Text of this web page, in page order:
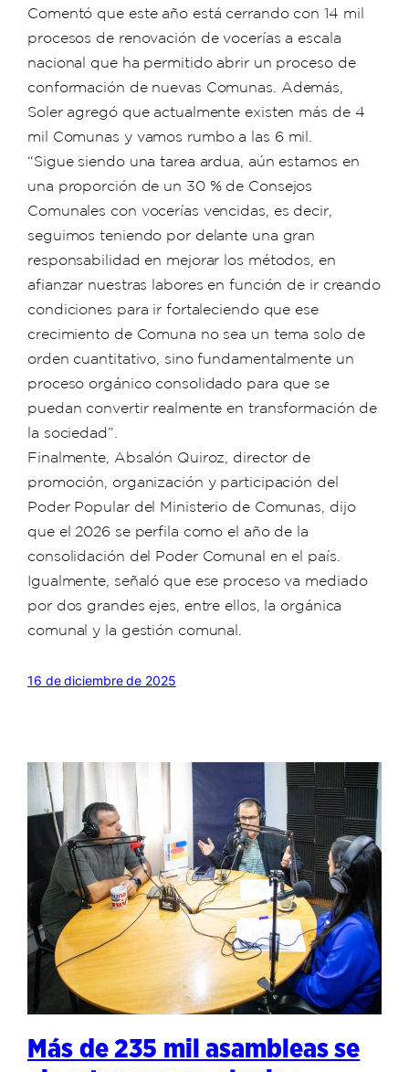
Comentó que este año está cerrando con 14 mil
procesos de renovación de vocerías a escala
nacional que ha permitido abrir un proceso de
conformación de nuevas Comunas. Además,
Soler agregó que actualmente existen más de 4
mil Comunas y vamos rumbo a las 6 mil.
“Sigue siendo una tarea ardua, aún estamos en
una proporción de un 30 % de Consejos
Comunales con vocerías vencidas, es decir,
seguimos teniendo por delante una gran
responsabilidad en mejorar los métodos, en
afianzar nuestras labores en función de ir creando
condiciones para ir fortaleciendo que ese
crecimiento de Comuna no sea un tema solo de
orden cuantitativo, sino fundamentalmente un
proceso orgánico consolidado para que se
puedan convertir realmente en transformación de
la sociedad”.
Finalmente, Absalón Quiroz, director de
promoción, organización y participación del
Poder Popular del Ministerio de Comunas, dijo
que el 2026 se perfila como el año de la
consolidación del Poder Comunal en el país.
Igualmente, señaló que ese proceso va mediado
por dos grandes ejes, entre ellos, la orgánica
comunal y la gestión comunal.
16 de diciembre de 2025
Más de 235 mil asambleas se